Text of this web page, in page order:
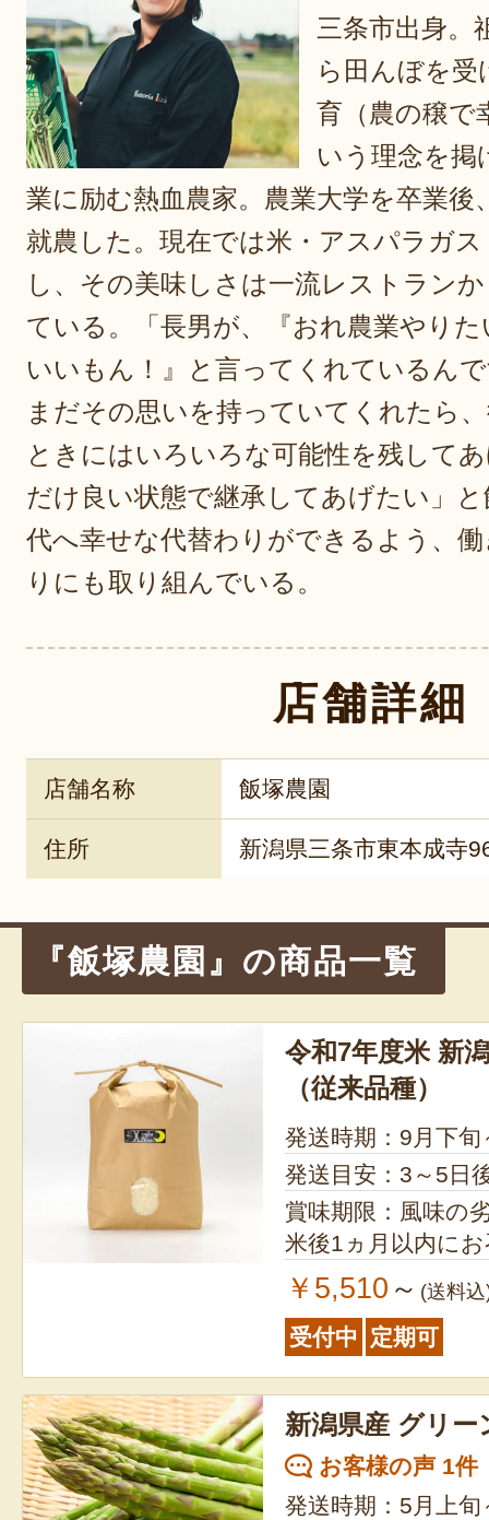
三条市出身。
ら田んぼを受
育（農の穣で
いう理念を掲
業に励む熱血農家。農業大学を卒業後
就農した。現在では米・アスパラガ
し、その美味しさは一流レストラン
ている。「長男が、『おれ農業やり
いいもん！』と言ってくれているん
まだその思いを持っていてくれたら
ときにはいろいろな可能性を残して
だけ良い状態で継承してあげたい」
代へ幸せな代替わりができるよう、
りにも取り組んでいる。
店舗詳細
店舗名称 飯塚農園
住所 新潟県三条市東本成寺
『飯塚農園』の商品一覧
令和7年度米 新
（従来品種）
発送時期：9月下旬
発送目安：3～5日
賞味期限：風味の
米後1ヵ月以内に
￥5,510 ～ (送料
受付中 定期可
新潟県産 グリ
お客様の声 1件
発送時期：5月上旬